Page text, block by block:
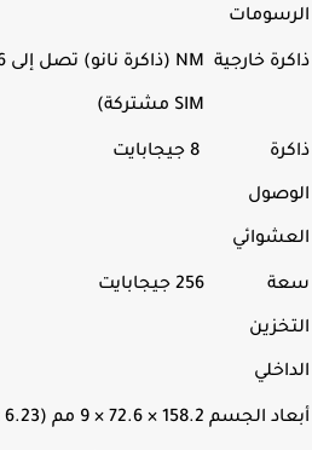
خارجية
SIM مشتركة)
256 جيجابايت
الجسم 158.2 × 72.6 × 9 مم (6.23 × 2.86 × 0.35 بوصة)